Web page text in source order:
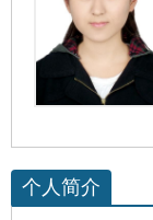
个人简介